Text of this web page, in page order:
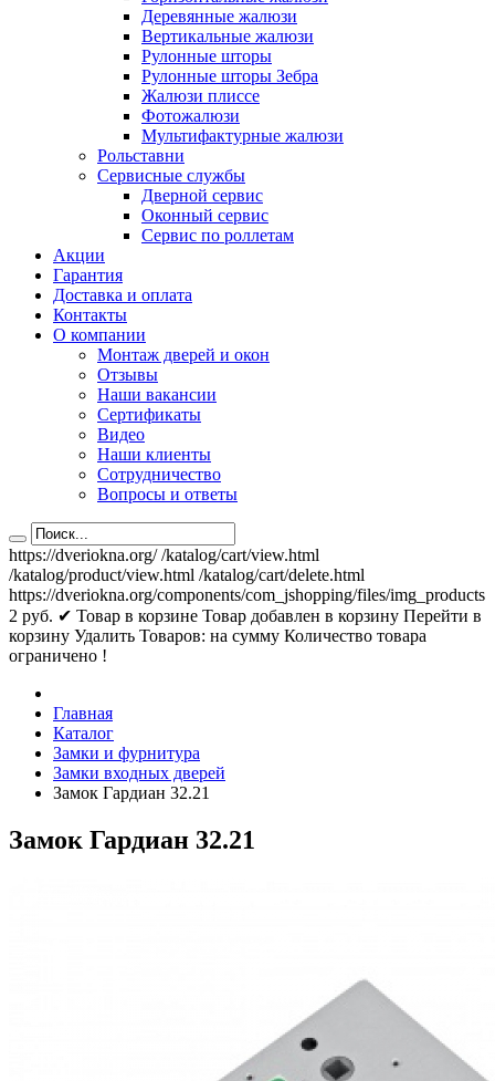
Деревянные жалюзи
Вертикальные жалюзи
Рулонные шторы
Рулонные шторы Зебра
Жалюзи плиссе
Фотожалюзи
Мультифактурные жалюзи
Рольставни
Сервисные службы
Дверной сервис
Оконный сервис
Сервис по роллетам
Акции
Гарантия
Доставка и оплата
Контакты
О компании
Монтаж дверей и окон
Отзывы
Наши вакансии
Сертификаты
Видео
Наши клиенты
Сотрудничество
Вопросы и ответы
https://dveriokna.org/ /katalog/cart/view.html
/katalog/product/view.html /katalog/cart/delete.html
https://dveriokna.org/components/com_jshopping/files/img_products
2 руб. ✔ Товар в корзине Товар добавлен в корзину Перейти в
корзину Удалить Товаров: на сумму Количество товара
ограничено !
Главная
Каталог
Замки и фурнитура
Замки входных дверей
Замок Гардиан 32.21
Замок Гардиан 32.21